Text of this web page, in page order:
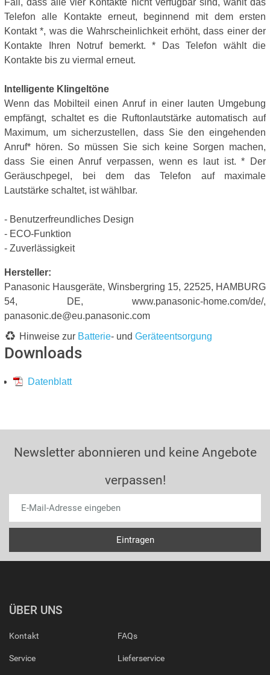
Fall, dass alle vier Kontakte nicht verfügbar sind, wählt das
Telefon alle Kontakte erneut, beginnend mit dem ersten
Kontakt *, was die Wahrscheinlichkeit erhöht, dass einer der
Kontakte Ihren Notruf bemerkt. * Das Telefon wählt die
Kontakte bis zu viermal erneut.
Intelligente Klingeltöne
Wenn das Mobilteil einen Anruf in einer lauten Umgebung
empfängt, schaltet es die Ruftonlautstärke automatisch auf
Maximum, um sicherzustellen, dass Sie den eingehenden
Anruf* hören. So müssen Sie sich keine Sorgen machen,
dass Sie einen Anruf verpassen, wenn es laut ist. * Der
Geräuschpegel, bei dem das Telefon auf maximale
Lautstärke schaltet, ist wählbar.
- Benutzerfreundliches Design
- ECO-Funktion
- Zuverlässigkeit
Hersteller:
Panasonic Hausgeräte, Winsbergring 15, 22525, HAMBURG
54, DE, www.panasonic-home.com/de/,
panasonic.de@eu.panasonic.com
Hinweise zur Batterie- und Geräteentsorgung
Downloads
Datenblatt
Newsletter abonnieren und keine Angebote
verpassen!
ÜBER UNS
Kontakt
Service
FAQs
Lieferservice